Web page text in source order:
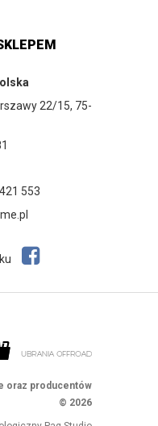
22/15, 75-
553
oraz producentów
© 2026